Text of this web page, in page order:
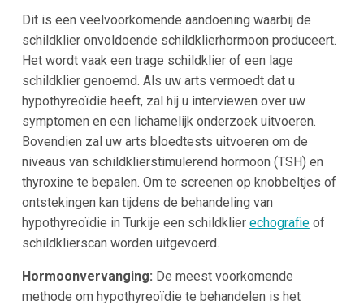
Dit is een veelvoorkomende aandoening waarbij de
schildklier onvoldoende schildklierhormoon produceert.
Het wordt vaak een trage schildklier of een lage
schildklier genoemd. Als uw arts vermoedt dat u
hypothyreoïdie heeft, zal hij u interviewen over uw
symptomen en een lichamelijk onderzoek uitvoeren.
Bovendien zal uw arts bloedtests uitvoeren om de
niveaus van schildklierstimulerend hormoon (TSH) en
thyroxine te bepalen. Om te screenen op knobbeltjes of
ontstekingen kan tijdens de behandeling van
hypothyreoïdie in Turkije een schildklier echografieof
schildklierscan worden uitgevoerd.
Hormoonvervanging: De meest voorkomende
methode om hypothyreoïdie te behandelen is het